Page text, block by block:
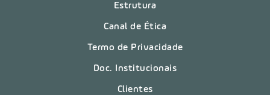
Estrutura
Canal de Ética
Termo de Privacidade
Doc. Institucionais
Clientes